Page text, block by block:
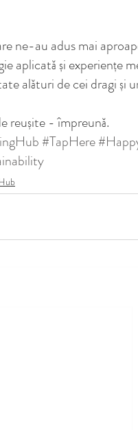
ne-au adus mai
aplicată și experiențe
alături de cei dragi și
reușite - împreună.
#TapHere